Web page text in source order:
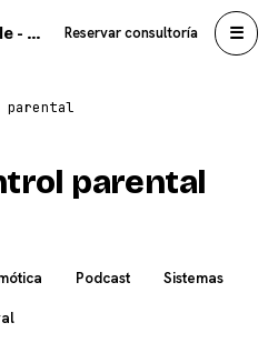
Domótica Compatible - Carlos Sahuquillo Reservar consultoría ☰
parental
Podcast
Sistemas